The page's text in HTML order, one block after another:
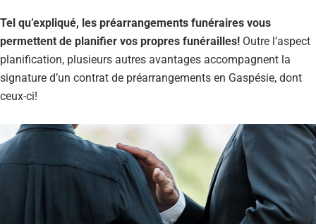
Tel qu’expliqué, les préarrangements funéraires vous
permettent de planifier vos propres funérailles! Outre l’aspect
planification, plusieurs autres avantages accompagnent la
signature d’un contrat de préarrangements en Gaspésie, dont
ceux-ci!